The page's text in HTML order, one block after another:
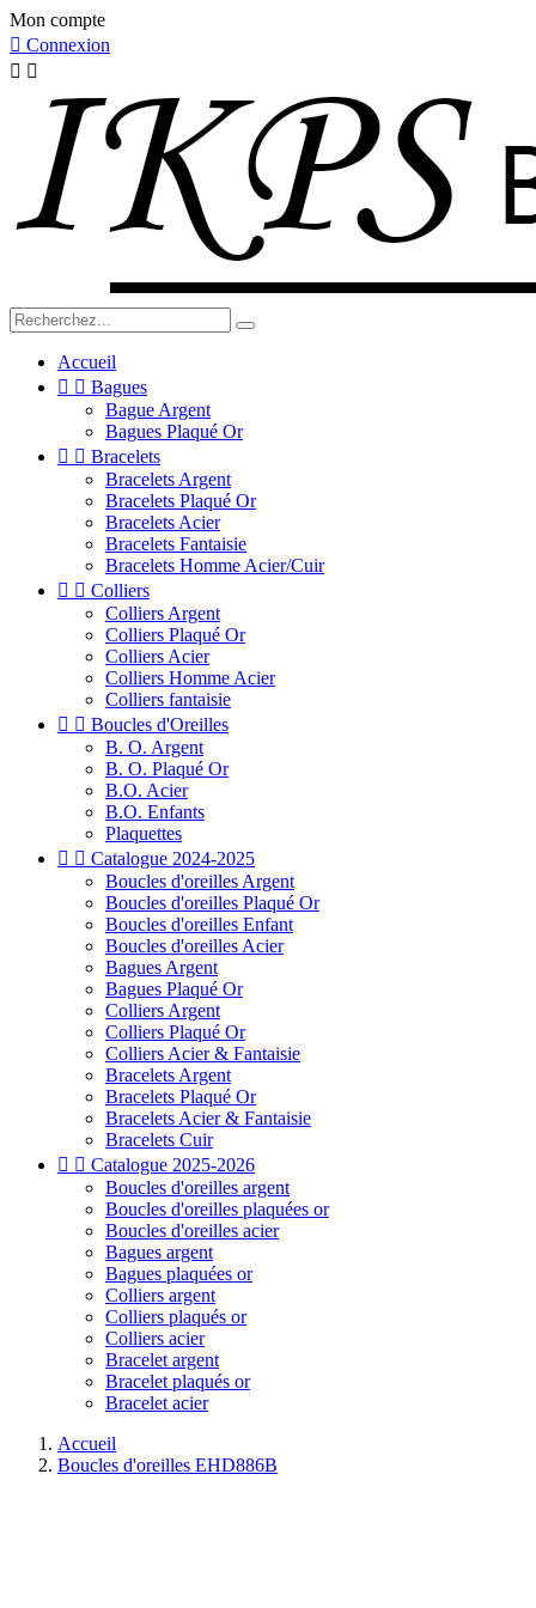
Mon compte
 Connexion
 
Accueil
  Bagues
Bague Argent
Bagues Plaqué Or
  Bracelets
Bracelets Argent
Bracelets Plaqué Or
Bracelets Acier
Bracelets Fantaisie
Bracelets Homme Acier/Cuir
  Colliers
Colliers Argent
Colliers Plaqué Or
Colliers Acier
Colliers Homme Acier
Colliers fantaisie
  Boucles d'Oreilles
B. O. Argent
B. O. Plaqué Or
B.O. Acier
B.O. Enfants
Plaquettes
  Catalogue 2024-2025
Boucles d'oreilles Argent
Boucles d'oreilles Plaqué Or
Boucles d'oreilles Enfant
Boucles d'oreilles Acier
Bagues Argent
Bagues Plaqué Or
Colliers Argent
Colliers Plaqué Or
Colliers Acier & Fantaisie
Bracelets Argent
Bracelets Plaqué Or
Bracelets Acier & Fantaisie
Bracelets Cuir
  Catalogue 2025-2026
Boucles d'oreilles argent
Boucles d'oreilles plaquées or
Boucles d'oreilles acier
Bagues argent
Bagues plaquées or
Colliers argent
Colliers plaqués or
Colliers acier
Bracelet argent
Bracelet plaqués or
Bracelet acier
Accueil
Boucles d'oreilles EHD886B